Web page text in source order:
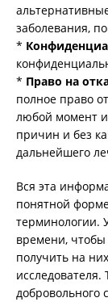
заболевания,
*
* Право на
полное право
любой момент
причин и без
дальнейшего
Вся эта
понятной
терминологии.
времени,
получить на
добровольного